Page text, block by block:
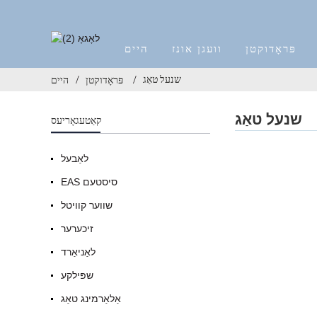
היים וועגן אונז פּראָדוקטן
היים פּראָדוקטן שנעל טאַג
קאַטעגאָריעס
לאַבעל
EAS סיסטעם
שווער קוויטל
זיכערער
לאַניאַרד
שפּילקע
אַלאַרמינג טאַג
שנעל טאַג